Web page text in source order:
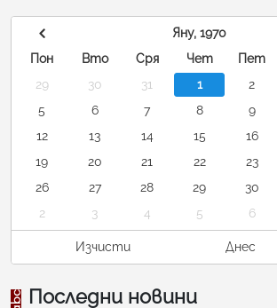
Яну, 1970
Пон
Вто Сря Чет Пет
29
30 31 1 2
5
6 7 8 9
12
13 14 15 16
19
20 21 22 23
26
27 28 29 30
2
3 4 5 6
Изчисти Днес
Последни новини